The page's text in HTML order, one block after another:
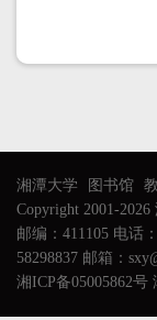
湘潭大学 图书馆
Copyright 2001-
邮编：411105 电话
58298837 邮箱：
湘ICP备05005862号